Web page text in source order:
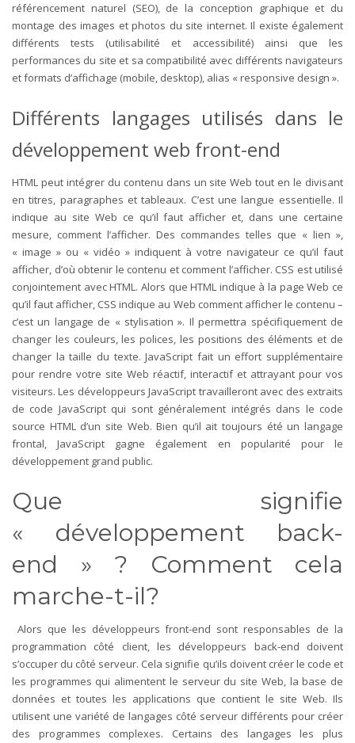
référencement naturel (SEO), de la conception graphique et du
montage des images et photos du site internet. Il existe également
différents tests (utilisabilité et accessibilité) ainsi que les
performances du site et sa compatibilité avec différents navigateurs
et formats d’affichage (mobile, desktop), alias « responsive design ».
Différents langages utilisés dans le
développement web front-end
HTML peut intégrer du contenu dans un site Web tout en le divisant
en titres, paragraphes et tableaux. C’est une langue essentielle. Il
indique au site Web ce qu’il faut afficher et, dans une certaine
mesure, comment l’afficher. Des commandes telles que « lien »,
« image » ou « vidéo » indiquent à votre navigateur ce qu’il faut
afficher, d’où obtenir le contenu et comment l’afficher. CSS est utilisé
conjointement avec HTML. Alors que HTML indique à la page Web ce
qu’il faut afficher, CSS indique au Web comment afficher le contenu –
c’est un langage de « stylisation ». Il permettra spécifiquement de
changer les couleurs, les polices, les positions des éléments et de
changer la taille du texte. JavaScript fait un effort supplémentaire
pour rendre votre site Web réactif, interactif et attrayant pour vos
visiteurs. Les développeurs JavaScript travailleront avec des extraits
de code JavaScript qui sont généralement intégrés dans le code
source HTML d’un site Web. Bien qu’il ait toujours été un langage
frontal, JavaScript gagne également en popularité pour le
développement grand public.
Que signifie
« développement back-
end » ? Comment cela
marche-t-il?
Alors que les développeurs front-end sont responsables de la
programmation côté client, les développeurs back-end doivent
s’occuper du côté serveur. Cela signifie qu’ils doivent créer le code et
les programmes qui alimentent le serveur du site Web, la base de
données et toutes les applications que contient le site Web. Ils
utilisent une variété de langages côté serveur différents pour créer
des programmes complexes. Certains des langages les plus